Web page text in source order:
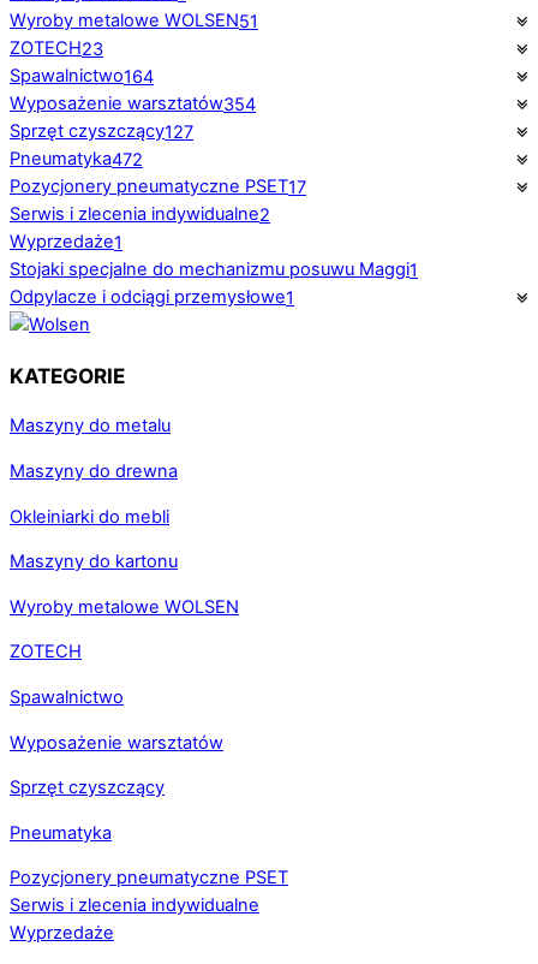
Wyroby metalowe WOLSEN51
ZOTECH23
Spawalnictwo164
Wyposażenie warsztatów354
Sprzęt czyszczący127
Pneumatyka472
Pozycjonery pneumatyczne PSET17
Serwis i zlecenia indywidualne2
Wyprzedaże1
Stojaki specjalne do mechanizmu posuwu Maggi1
Odpylacze i odciągi przemysłowe1
KATEGORIE
Maszyny do metalu
Maszyny do drewna
Okleiniarki do mebli
Maszyny do kartonu
Wyroby metalowe WOLSEN
ZOTECH
Spawalnictwo
Wyposażenie warsztatów
Sprzęt czyszczący
Pneumatyka
Pozycjonery pneumatyczne PSET
Serwis i zlecenia indywidualne
Wyprzedaże